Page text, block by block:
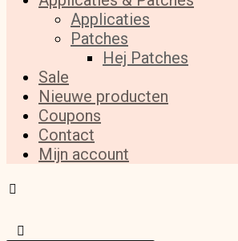
Applicaties
Patches
Hej Patches
Sale
Nieuwe producten
Coupons
Contact
Mijn account